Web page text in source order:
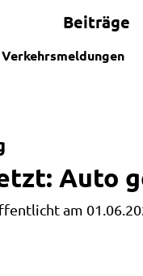
Beiträge
Verkehrsmeldungen
Auto
am